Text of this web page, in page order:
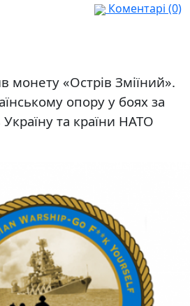
Коментарі (0)
монету «Острів Зміїний».
опору у боях за
Україну та країни НАТО